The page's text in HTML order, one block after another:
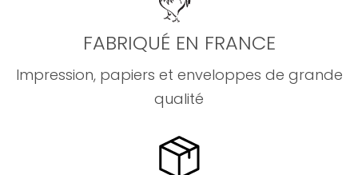
FABRIQUÉ EN FRANCE
Impression, papiers et enveloppes de grande
qualité